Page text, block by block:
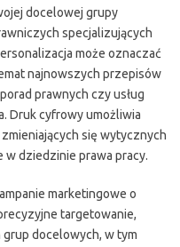
docelowej grupy
specjalizujących
może oznaczać
najnowszych przepisów
prawnych czy usług
Druk cyfrowy umożliwia
się wytycznych
dziedzinie prawa pracy.
marketingowe o
targetowanie,
docelowych, w tym